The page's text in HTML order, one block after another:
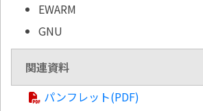
EWARM
GNU
関連資料
パンフレット(PDF)